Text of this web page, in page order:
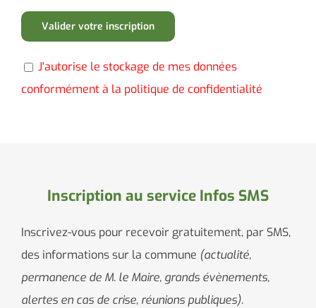
J'autorise le stockage de mes données
conformément à la politique de confidentialité
Inscription au service Infos SMS
Inscrivez-vous pour recevoir gratuitement, par SMS,
des informations sur la commune (actualité,
permanence de M. le Maire, grands évènements,
alertes en cas de crise, réunions publiques).